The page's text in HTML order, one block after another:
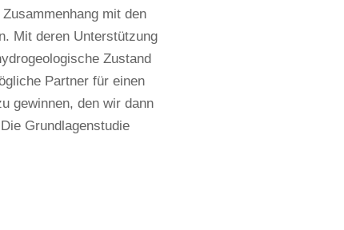
mit den
Mit deren Unterstützung
Zustand
Partner für einen
gewinnen, den wir dann
Grundlagenstudie